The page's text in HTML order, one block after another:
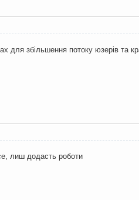
для збільшення потоку юзерів та
лиш додасть роботи